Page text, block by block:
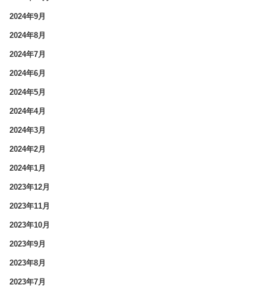
2024年9月
2024年8月
2024年7月
2024年6月
2024年5月
2024年4月
2024年3月
2024年2月
2024年1月
2023年12月
2023年11月
2023年10月
2023年9月
2023年8月
2023年7月